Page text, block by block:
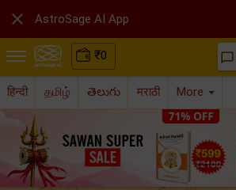
₹0 chat_bubble_outline
हिन्दी தமிழ் తెలుగు मराठी More
 AstroSage AI App